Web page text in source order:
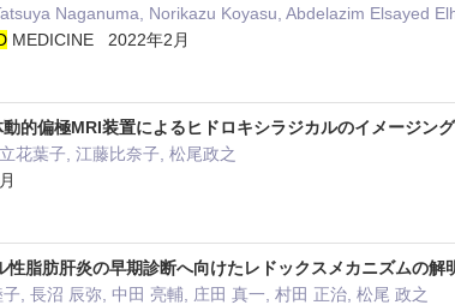
Naganuma, Norikazu Koyasu, Abdelazim Elsayed
MEDICINE 2022年2月
的偏極MRI装置によるヒドロキシラジカルのイメージング
花葉子, 江藤比奈子, 松尾政之
脂肪肝炎の早期診断へ向けたレドックスメカニズムの解
, 長沼 辰弥, 中田 亮輔, 庄田 真一, 村田 正治, 松尾 政之